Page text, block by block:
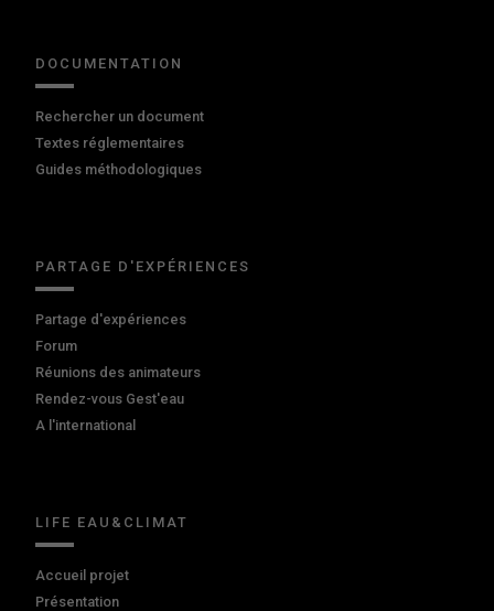
DOCUMENTATION
Rechercher un document
Textes réglementaires
Guides méthodologiques
PARTAGE D'EXPÉRIENCES
Partage d'expériences
Forum
Réunions des animateurs
Rendez-vous Gest'eau
A l'international
LIFE EAU&CLIMAT
Accueil projet
Présentation